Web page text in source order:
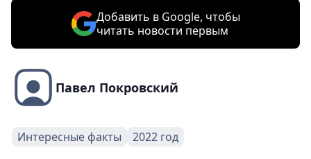
Добавить в Google, чтобы
читать новости первым
Павел Покровский
Интересные факты 2022 год